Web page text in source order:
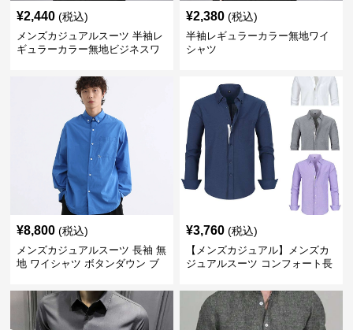
¥2,440 (税込)
メンズカジュアルスーツ 半袖レ
ギュラーカラー無地ビジネスワ
¥2,380 (税込)
半袖レギュラーカラー無地ワイ
シャツ
¥8,800 (税込)
メンズカジュアルスーツ 長袖 無
地 ワイシャツ ボタンダウン ブ
¥3,760 (税込)
【メンズカジュアル】メンズカ
ジュアルスーツ コンフォート長